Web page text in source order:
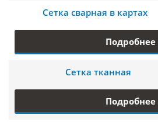
Сетка сварная в картах
Подробнее
Сетка тканная
Подробнее